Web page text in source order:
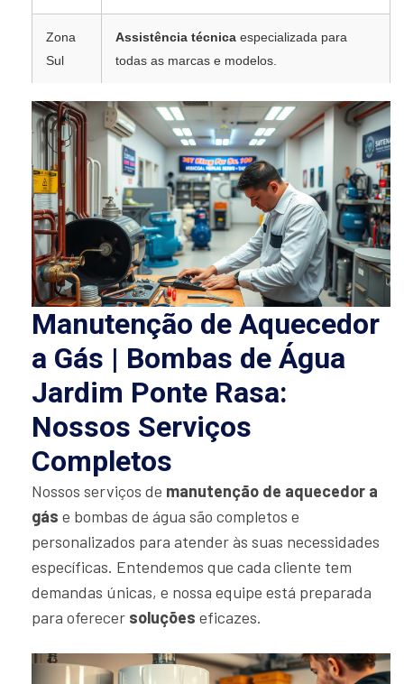
Zona
Sul
Assistência técnica especializada para
todas as marcas e modelos.
Manutenção de Aquecedor
a Gás | Bombas de Água
Jardim Ponte Rasa:
Nossos Serviços
Completos
Nossos serviços de manutenção de aquecedor a
gás e bombas de água são completos e
personalizados para atender às suas necessidades
específicas. Entendemos que cada cliente tem
demandas únicas, e nossa equipe está preparada
para oferecer soluções eficazes.